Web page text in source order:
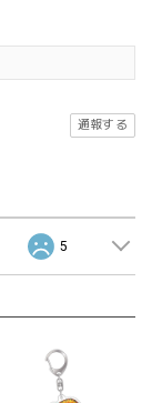
通報する
5